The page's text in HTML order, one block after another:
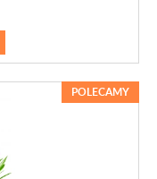
POLECAMY